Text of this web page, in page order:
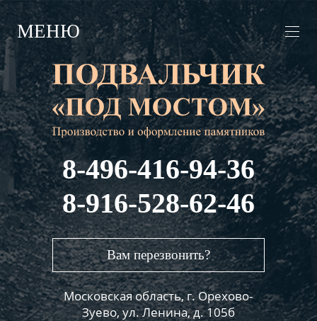
МЕНЮ
8-496-416-94-36
8-916-528-62-46
Вам перезвонить?
Московская область, г. Орехово-
Зуево, ул. Ленина, д. 105б